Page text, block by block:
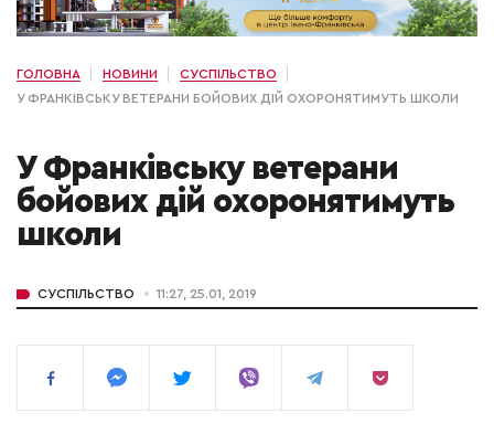
ГОЛОВНА НОВИНИ
СУСПІЛЬСТВО
У ФРАНКІВСЬКУ ВЕТЕРАНИ БОЙОВИХ ДІЙ ОХОРОНЯТИМУТЬ ШКОЛИ
У Франківську ветерани
бойових дій охоронятимуть
школи
СУСПІЛЬСТВО 11:27, 25.01, 2019